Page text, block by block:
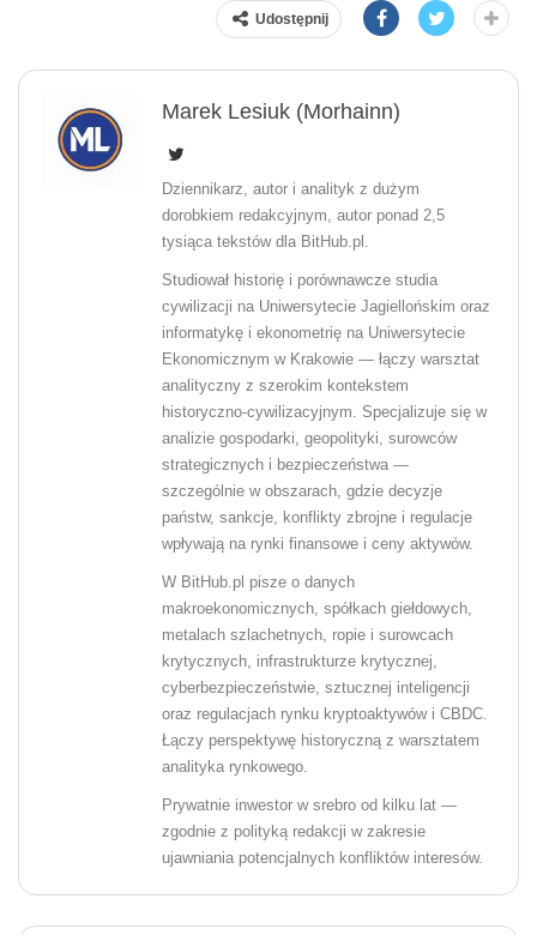
Udostępnij
Marek Lesiuk (Morhainn)
Dziennikarz, autor i analityk z dużym
dorobkiem redakcyjnym, autor ponad 2,5
tysiąca tekstów dla BitHub.pl.
Studiował historię i porównawcze studia
cywilizacji na Uniwersytecie Jagiellońskim oraz
informatykę i ekonometrię na Uniwersytecie
Ekonomicznym w Krakowie — łączy warsztat
analityczny z szerokim kontekstem
historyczno-cywilizacyjnym. Specjalizuje się w
analizie gospodarki, geopolityki, surowców
strategicznych i bezpieczeństwa —
szczególnie w obszarach, gdzie decyzje
państw, sankcje, konflikty zbrojne i regulacje
wpływają na rynki finansowe i ceny aktywów.
W BitHub.pl pisze o danych
makroekonomicznych, spółkach giełdowych,
metalach szlachetnych, ropie i surowcach
krytycznych, infrastrukturze krytycznej,
cyberbezpieczeństwie, sztucznej inteligencji
oraz regulacjach rynku kryptoaktywów i CBDC.
Łączy perspektywę historyczną z warsztatem
analityka rynkowego.
Prywatnie inwestor w srebro od kilku lat —
zgodnie z polityką redakcji w zakresie
ujawniania potencjalnych konfliktów interesów.